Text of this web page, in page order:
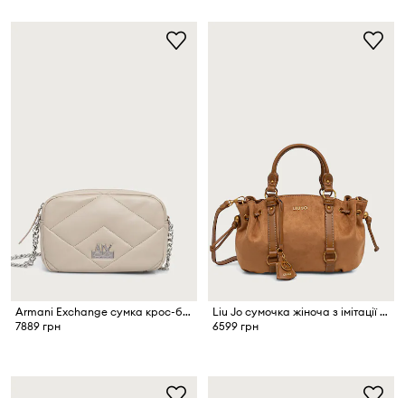
Armani Exchange сумка крос-боді жіноча зі штучної шкіри
7889 грн
Liu Jo сумочка жіноча з імітації замші
6599 грн